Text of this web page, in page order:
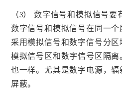
（3） 数字信号和模拟信号
数字信号和模拟信号在同一
采用模拟信号和数字信号分
模拟信号区和数字信号区隔
也一样。尤其是数字电源，
屏蔽。